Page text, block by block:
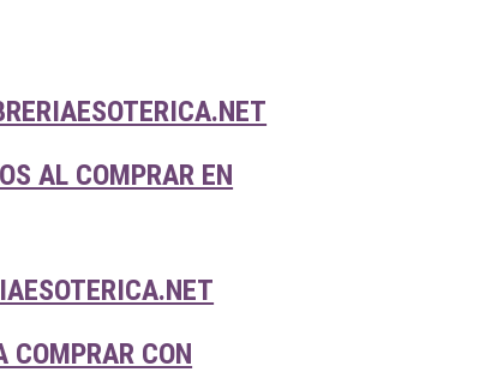
AL COMPRAR EN
COMPRAR CON